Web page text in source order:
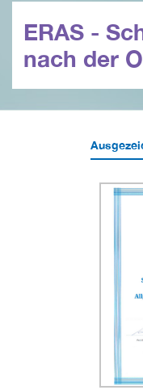
ERAS -
nach der